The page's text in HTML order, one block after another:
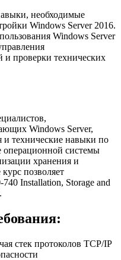
необходимые
Windows Server 2016.
Windows Server
и проверки технических
Windows Server,
технические навыки по
операционной системы
хранения и
позволяет
740 Installation, Storage and
стек протоколов ТСР/IP